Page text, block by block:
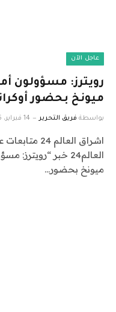
عاجل الآن
رويترز: مسؤولون
ميونخ بحضور
بواسطة فريق التحرير 14 فبراير، 2025
اشراق
العالم24 خبر
ميونخ بحضور…